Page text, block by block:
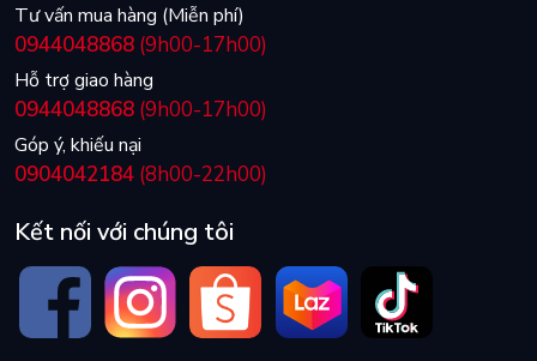
Tư vấn mua hàng (Miễn phí)
0944048868 (9h00-17h00)
Hỗ trợ giao hàng
0944048868 (9h00-17h00)
Góp ý, khiếu nại
0904042184 (8h00-22h00)
Kết nối với chúng tôi